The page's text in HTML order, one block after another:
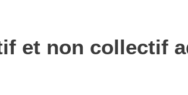
et non collectif